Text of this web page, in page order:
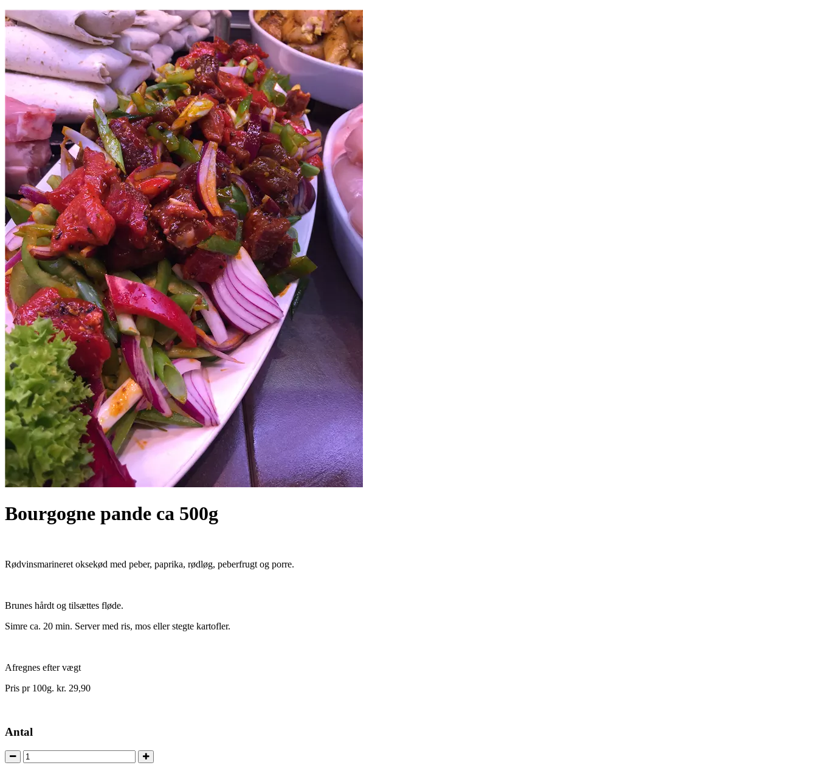
Bourgogne pande ca 500g
Rødvinsmarineret oksekød med peber, paprika, rødløg, peberfrugt og porre.
Brunes hårdt og tilsættes fløde.
Simre ca. 20 min. Server med ris, mos eller stegte kartofler.
Afregnes efter vægt
Pris pr 100g. kr. 29,90
Antal